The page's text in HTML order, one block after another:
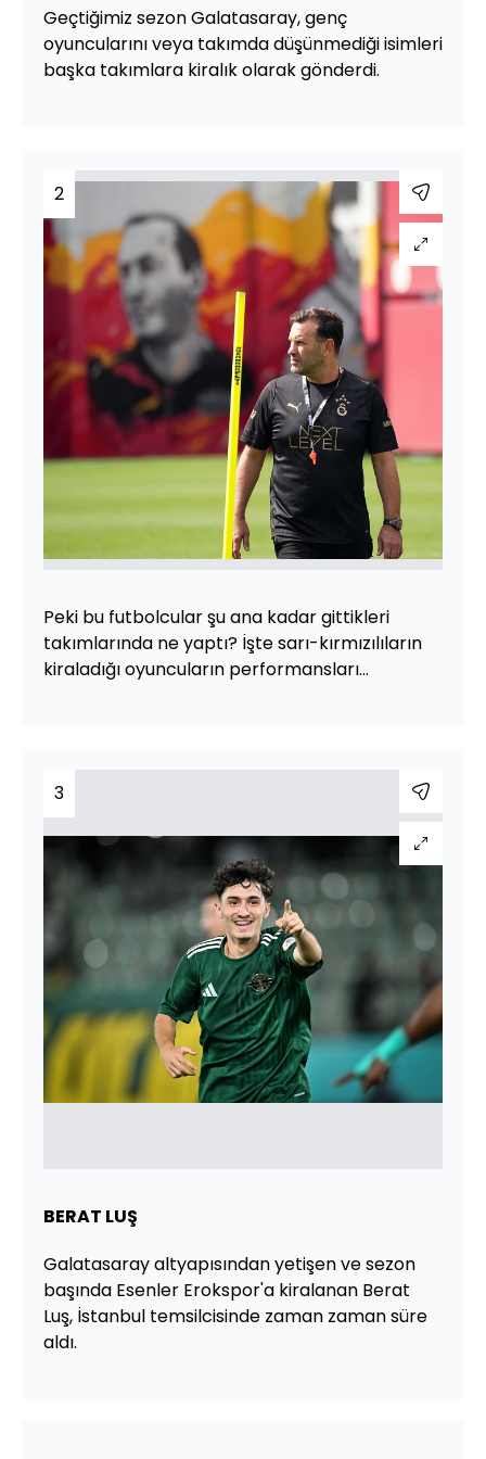
Geçtiğimiz sezon Galatasaray, genç
oyuncularını veya takımda düşünmediği isimleri
başka takımlara kiralık olarak gönderdi.
2
Peki bu futbolcular şu ana kadar gittikleri
takımlarında ne yaptı? İşte sarı-kırmızılıların
kiraladığı oyuncuların performansları...
3
BERAT LUŞ
Galatasaray altyapısından yetişen ve sezon
başında Esenler Erokspor'a kiralanan Berat
Luş, İstanbul temsilcisinde zaman zaman süre
aldı.